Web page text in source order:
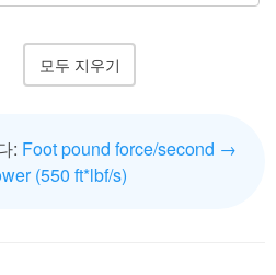
: Foot pound force/second →
(550 ft*lbf/s)